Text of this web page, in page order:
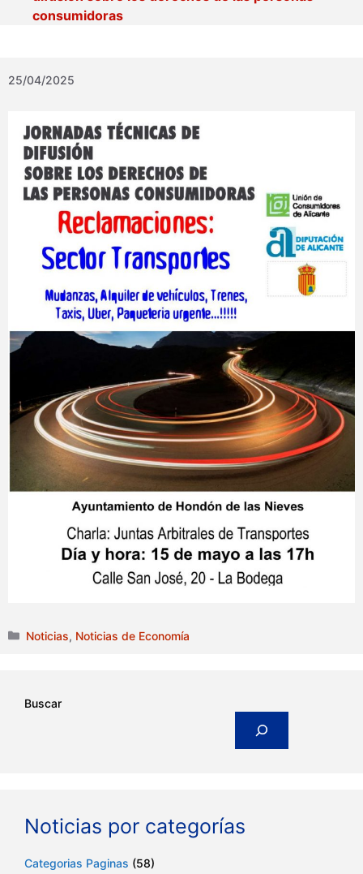
consumidoras
25/04/2025
Categorías
Noticias, Noticias de Economía
Buscar
Noticias por categorías
Categorias Paginas (58)